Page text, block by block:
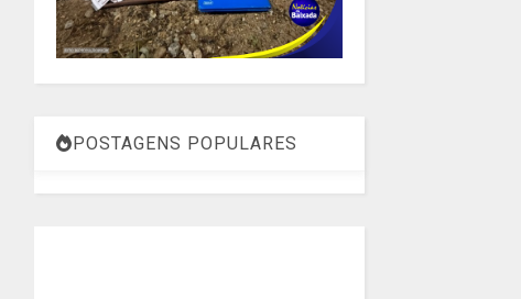
POSTAGENS POPULARES